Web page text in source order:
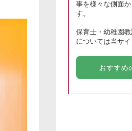
事を様々な側面
す。
保育士・幼稚園
については当サイ
おすすめ